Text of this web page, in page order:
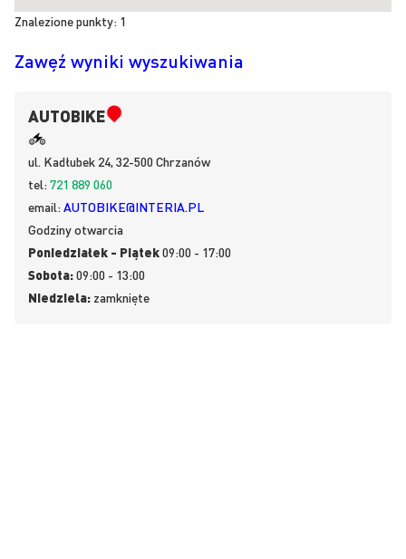
Znalezione punkty: 1
Zawęź wyniki wyszukiwania
AUTOBIKE
ul. Kadłubek 24, 32-500 Chrzanów
tel:721 889 060
email:AUTOBIKE@INTERIA.PL
Godziny otwarcia
Poniedziałek - Piątek09:00 - 17:00
Sobota:09:00 - 13:00
Niedziela: zamknięte